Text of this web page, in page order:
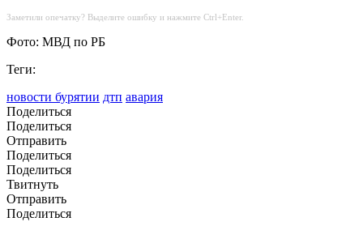
Заметили опечатку? Выделите ошибку и нажмите Ctrl+Enter.
Фото: МВД по РБ
Теги:
новости бурятии дтп авария
Поделиться
Поделиться
Отправить
Поделиться
Поделиться
Твитнуть
Отправить
Поделиться